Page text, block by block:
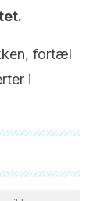
fortæl
i
vores team